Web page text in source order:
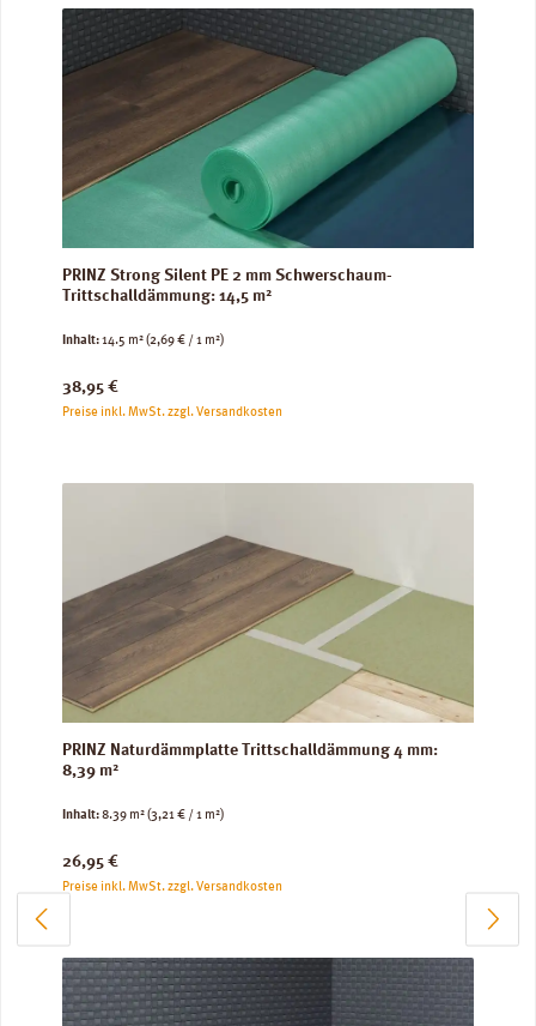
PRINZ Strong Silent PE 2 mm Schwerschaum-
Trittschalldämmung: 14,5 m²
Inhalt:14.5 m²(2,69 € / 1 m²)
Regulärer Preis:
38,95 €
Preise inkl. MwSt. zzgl. Versandkosten
PRINZ Naturdämmplatte Trittschalldämmung 4 mm:
8,39 m²
Inhalt:8.39 m²(3,21 € / 1 m²)
Regulärer Preis:
26,95 €
Preise inkl. MwSt. zzgl. Versandkosten